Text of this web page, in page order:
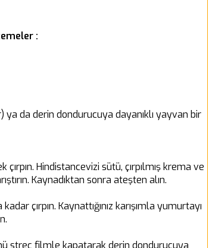
:
da derin dondurucuya dayanıklı yayvan bir
Hindistancevizi sütü, çırpılmış krema ve
Kaynadıktan sonra ateşten alın.
çırpın. Kaynattığınız karışımla yumurtayı
streç filmle kapatarak derin dondurucuya